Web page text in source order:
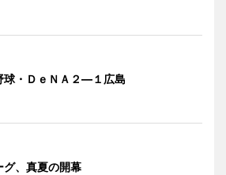
球・ＤｅＮＡ２―１広島
グ、真夏の開幕